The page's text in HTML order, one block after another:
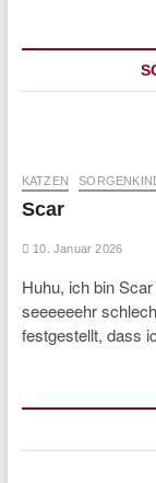
KATZEN
Scar
10. Januar 2026
Huhu, ich bin
seeeeeehr
festgestellt, dass